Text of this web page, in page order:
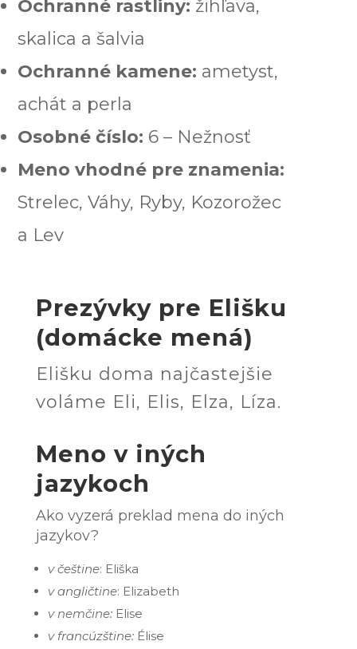
Ochranné rastliny: žihľava,
skalica a šalvia
Ochranné kamene: ametyst,
achát a perla
Osobné číslo: 6 – Nežnosť
Meno vhodné pre znamenia:
Strelec, Váhy, Ryby, Kozorožec
a Lev
Prezývky pre Elišku
(domácke mená)
Elišku doma najčastejšie
voláme Eli, Elis, Elza, Líza.
Meno v iných
jazykoch
Ako vyzerá preklad mena do iných
jazykov?
v češtine: Eliška
v angličtine: Elizabeth
v nemčine:Elise
v francúzštine:Élise